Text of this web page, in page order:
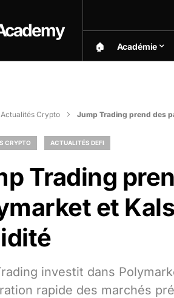
🏠︎ Académie
Actualités Crypto Jump Trading prend des
CRYPTO ACTUALITÉS DEFI
Trading
et
investit dans
rapide des marchés